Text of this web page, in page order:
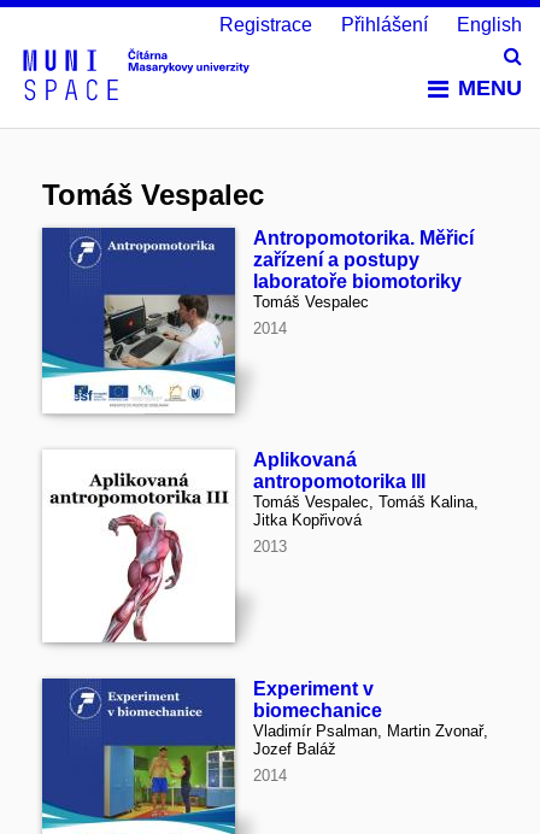
MENU
Registrace Přihlášení English
Tomáš Vespalec
Antropomotorika. Měřicí
zařízení a postupy
laboratoře biomotoriky
Tomáš Vespalec
2014
Aplikovaná
antropomotorika III
Tomáš Vespalec, Tomáš Kalina,
Jitka Kopřivová
2013
Experiment v
biomechanice
Vladimír Psalman, Martin Zvonař,
Jozef Baláž
2014